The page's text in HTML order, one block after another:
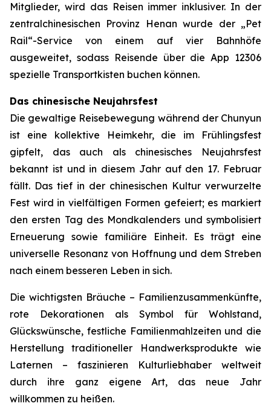
Mitglieder, wird das Reisen immer inklusiver. In der
zentralchinesischen Provinz Henan wurde der „Pet
Rail“-Service von einem auf vier Bahnhöfe
ausgeweitet, sodass Reisende über die App 12306
spezielle Transportkisten buchen können.
Das chinesische Neujahrsfest
Die gewaltige Reisebewegung während der Chunyun
ist eine kollektive Heimkehr, die im Frühlingsfest
gipfelt, das auch als chinesisches Neujahrsfest
bekannt ist und in diesem Jahr auf den 17. Februar
fällt. Das tief in der chinesischen Kultur verwurzelte
Fest wird in vielfältigen Formen gefeiert; es markiert
den ersten Tag des Mondkalenders und symbolisiert
Erneuerung sowie familiäre Einheit. Es trägt eine
universelle Resonanz von Hoffnung und dem Streben
nach einem besseren Leben in sich.
Die wichtigsten Bräuche – Familienzusammenkünfte,
rote Dekorationen als Symbol für Wohlstand,
Glückswünsche, festliche Familienmahlzeiten und die
Herstellung traditioneller Handwerksprodukte wie
Laternen – faszinieren Kulturliebhaber weltweit
durch ihre ganz eigene Art, das neue Jahr
willkommen zu heißen.